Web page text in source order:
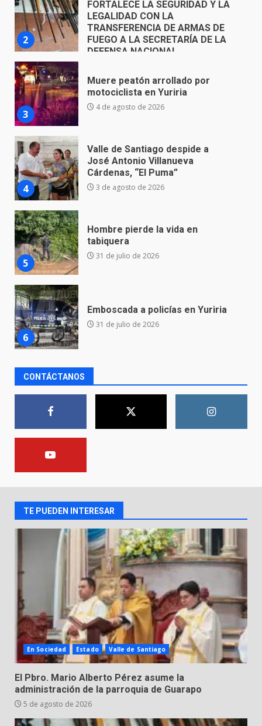
3
Muere peatón arrollado por
motociclista en Yuriria
4 de agosto de 2026
4
Valle de Santiago despide a
José Antonio Villanueva
Cárdenas, “El Puma”
3 de agosto de 2026
5
Hombre pierde la vida en
tabiquera
6
Emboscada a policías en Yuriria
7
Envía Gobierno de la Gente más
de 77 mil
30 de julio de 2026
asume la administración de la
parroquia de Guarapo
5 de agosto de 2026
2
FUEGO A LA SECRETARÍA DE LA
5 de agosto de 2026
Muere peatón arrollado por
motociclista en Yuriria
4 de agosto de 2026
4
Valle de Santiago despide a
José Antonio Villanueva
Cárdenas, “El Puma”
3 de agosto de 2026
5
Hombre pierde la vida en
tabiquera
CONTÁCTANOS
TE PUEDEN INTERESAR
En Sociedad Estado Valle de Santiago
El Pbro. Mario Alberto Pérez asume la
administración de la parroquia de Guarapo
5 de agosto de 2026